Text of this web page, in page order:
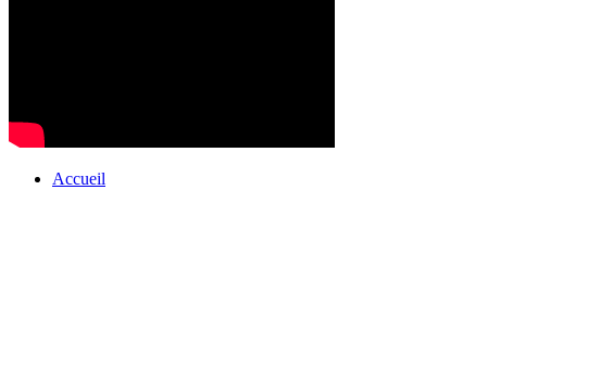
Accueil